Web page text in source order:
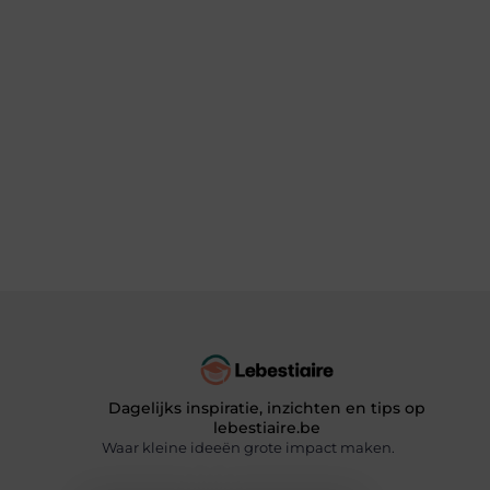
Dagelijks inspiratie, inzichten en tips op
lebestiaire.be
Waar kleine ideeën grote impact maken.